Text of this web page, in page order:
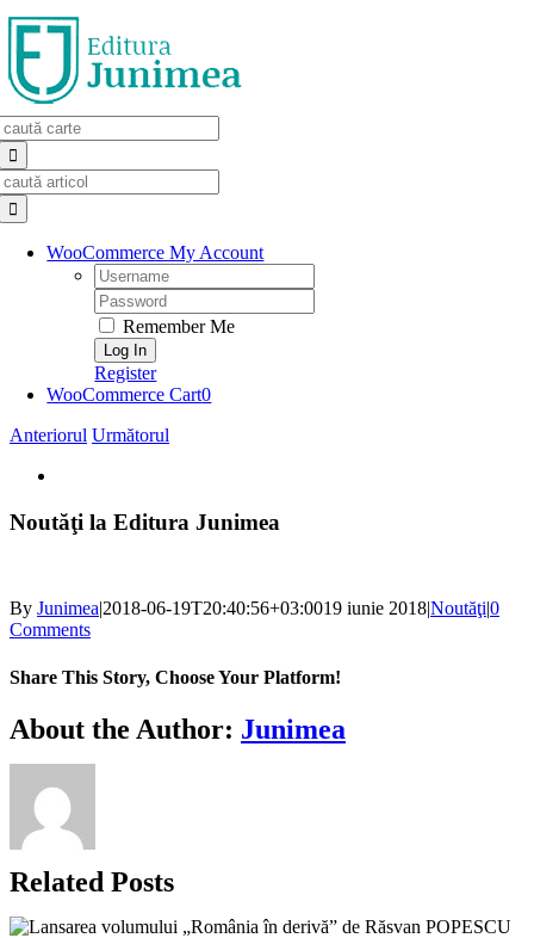
Skip
to
content
WooCommerce My Account
Username:
Password:
Remember Me
Register
WooCommerce Cart0
Anteriorul Următorul
Image
Noutăţi la Editura Junimea
By Junimea|2018-06-19T20:40:56+03:0019 iunie 2018|Noutăţi|0
Comments
Share This Story, Choose Your Platform!
Facebook
X
Bluesky
Reddit
LinkedIn
WhatsApp
Telegram
Tumblr
Xing
Email
Copy
Link
About the Author: Junimea
Related Posts